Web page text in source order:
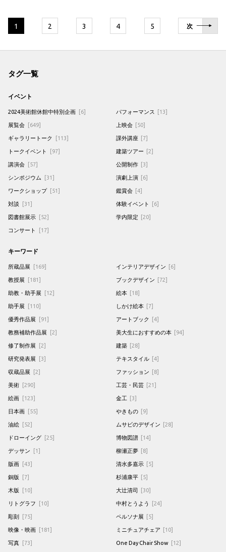
1 2 3 4 5 次
タグ一覧
イベント
2024美術館休館中特別企画 [6]
展覧会 [649]
ギャラリートーク [113]
トークイベント [97]
講演会 [57]
シンポジウム [31]
ワークショップ [51]
対談 [31]
図書館展示 [52]
コンサート [17]
パフォーマンス [13]
上映会 [50]
課外講座 [7]
建築ツアー [2]
公開制作 [3]
演劇上演 [6]
鑑賞会 [4]
体験イベント [6]
学内限定 [20]
キーワード
所蔵品展 [169]
教授展 [181]
助教・助手展 [12]
助手展 [110]
優秀作品展 [91]
教務補助作品展 [2]
修了制作展 [2]
研究発表展 [3]
収蔵品展 [2]
美術 [290]
絵画 [123]
日本画 [55]
油絵 [52]
ドローイング [25]
デッサン [1]
版画 [43]
銅版 [7]
木版 [10]
リトグラフ [10]
彫刻 [75]
映像・映画 [181]
写真 [73]
インテリアデザイン [6]
ブックデザイン [72]
絵本 [18]
しかけ絵本 [7]
アートブック [4]
美大生におすすめの本 [94]
建築 [28]
テキスタイル [4]
ファッション [8]
工芸・民芸 [21]
金工 [3]
やきもの [9]
ムサビのデザイン [28]
博物図譜 [14]
柳瀬正夢 [8]
清水多嘉示 [5]
杉浦康平 [5]
大辻清司 [30]
中村とうよう [24]
ペルソナ展 [5]
ミニチュアチェア [10]
One Day Chair Show [12]